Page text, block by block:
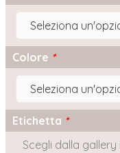
Colore *
Etichetta *
Scegli dalla